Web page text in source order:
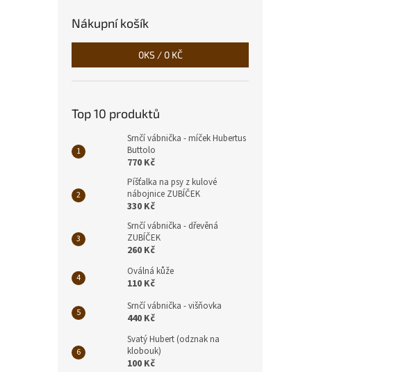
Nákupní košík
0KS / 0 KČ
Top 10 produktů
Srnčí vábnička - míček Hubertus
Buttolo
770 Kč
Píšťalka na psy z kulové
nábojnice ZUBÍČEK
330 Kč
Srnčí vábnička - dřevěná
ZUBÍČEK
260 Kč
Oválná kůže
110 Kč
Srnčí vábnička - višňovka
440 Kč
Svatý Hubert (odznak na
klobouk)
100 Kč